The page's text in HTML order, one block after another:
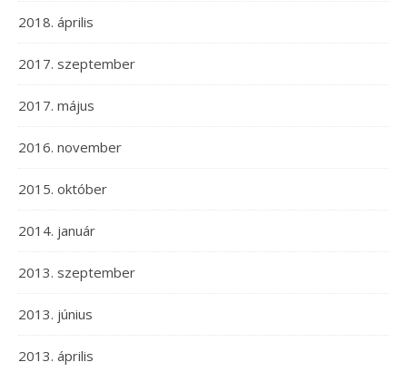
2018. április
2017. szeptember
2017. május
2016. november
2015. október
2014. január
2013. szeptember
2013. június
2013. április